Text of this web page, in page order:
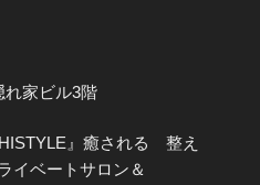
家ビル3階
』癒される 整え
ベートサロン＆